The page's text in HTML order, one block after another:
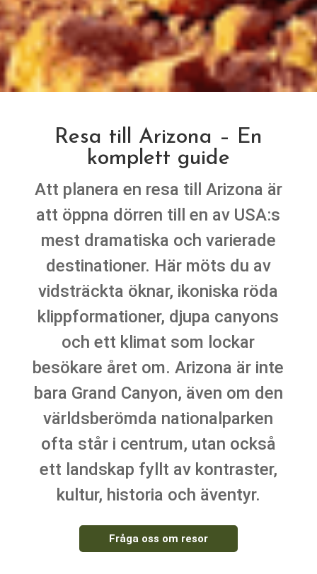
Resa till Arizona – En
komplett guide
Att planera en resa till Arizona är
att öppna dörren till en av USA:s
mest dramatiska och varierade
destinationer. Här möts du av
vidsträckta öknar, ikoniska röda
klippformationer, djupa canyons
och ett klimat som lockar
besökare året om. Arizona är inte
bara Grand Canyon, även om den
världsberömda nationalparken
ofta står i centrum, utan också
ett landskap fyllt av kontraster,
kultur, historia och äventyr.
Fråga oss om resor